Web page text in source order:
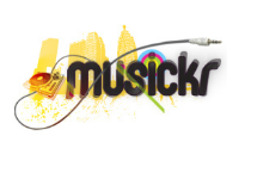
contenuto